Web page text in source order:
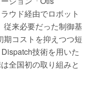
ウド経由でロボット
従来必要だった制御基
コストを抑えつつ短
技術を用いた
全国初の取り組みと